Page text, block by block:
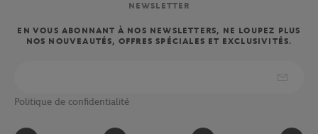
NEWSLETTER
EN VOUS ABONNANT À NOS NEWSLETTERS, NE LOUPEZ PLUS
NOS NOUVEAUTÉS, OFFRES SPÉCIALES ET EXCLUSIVITÉS.
Politique de confidentialité